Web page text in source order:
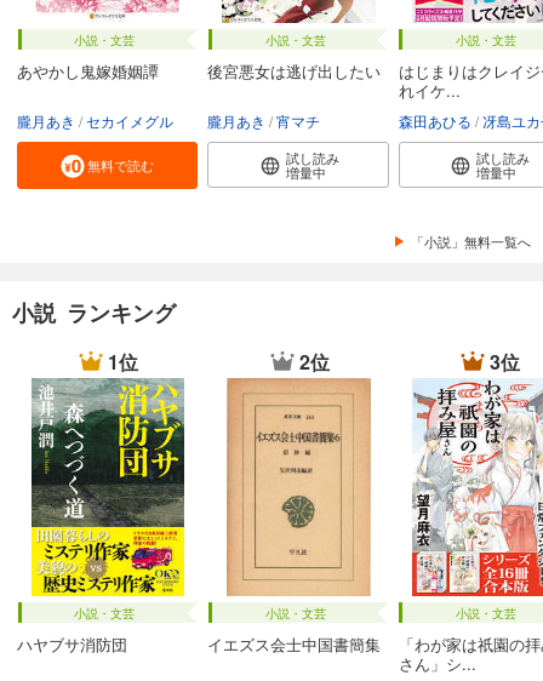
小説・文芸
あやかし鬼嫁婚姻譚
朧月あき セカイメグル
無料で読む
小説・文芸
後宮悪女は逃げ出したい
朧月あき 宵マチ
試し読み
増量中
小説・文芸
はじまりはクレイ
れイケ...
森田あひる 冴島ユ
試し読み
増量中
「小説」無料一覧へ
小説 ランキング
1位
小説・文芸
ハヤブサ消防団
2位
小説・文芸
イエズス会士中国書簡集
3位
小説・文芸
「わが家は祇園の
さん」シ...